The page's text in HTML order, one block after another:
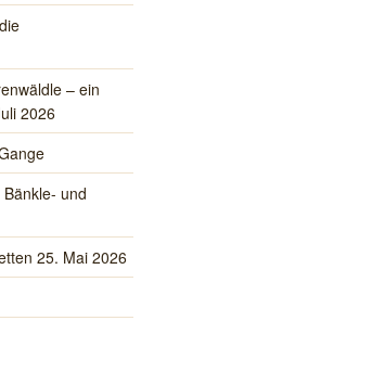
– ein
2026
und
25. Mai 2026